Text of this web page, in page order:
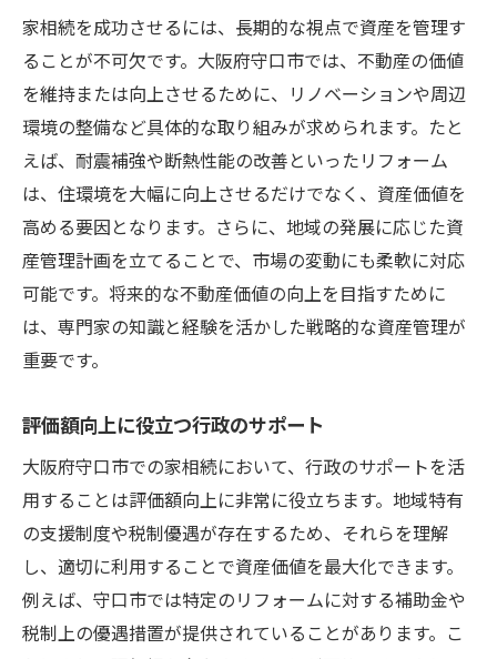
家相続を成功させるには、長期的な視点で資産を管理す
ることが不可欠です。大阪府守口市では、不動産の価値
を維持または向上させるために、リノベーションや周辺
環境の整備など具体的な取り組みが求められます。たと
えば、耐震補強や断熱性能の改善といったリフォーム
は、住環境を大幅に向上させるだけでなく、資産価値を
高める要因となります。さらに、地域の発展に応じた資
産管理計画を立てることで、市場の変動にも柔軟に対応
可能です。将来的な不動産価値の向上を目指すために
は、専門家の知識と経験を活かした戦略的な資産管理が
重要です。
評価額向上に役立つ行政のサポート
大阪府守口市での家相続において、行政のサポートを活
用することは評価額向上に非常に役立ちます。地域特有
の支援制度や税制優遇が存在するため、それらを理解
し、適切に利用することで資産価値を最大化できます。
例えば、守口市では特定のリフォームに対する補助金や
税制上の優遇措置が提供されていることがあります。こ